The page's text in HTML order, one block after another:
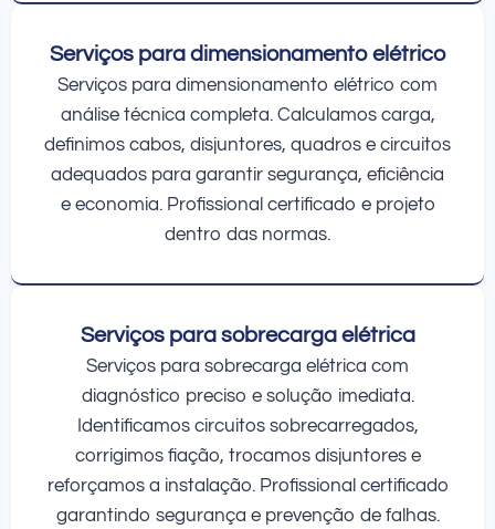
Serviços para dimensionamento elétrico
Serviços para dimensionamento elétrico com
análise técnica completa. Calculamos carga,
definimos cabos, disjuntores, quadros e circuitos
adequados para garantir segurança, eficiência
e economia. Profissional certificado e projeto
dentro das normas.
Serviços para sobrecarga elétrica
Serviços para sobrecarga elétrica com
diagnóstico preciso e solução imediata.
Identificamos circuitos sobrecarregados,
corrigimos fiação, trocamos disjuntores e
reforçamos a instalação. Profissional certificado
garantindo segurança e prevenção de falhas.